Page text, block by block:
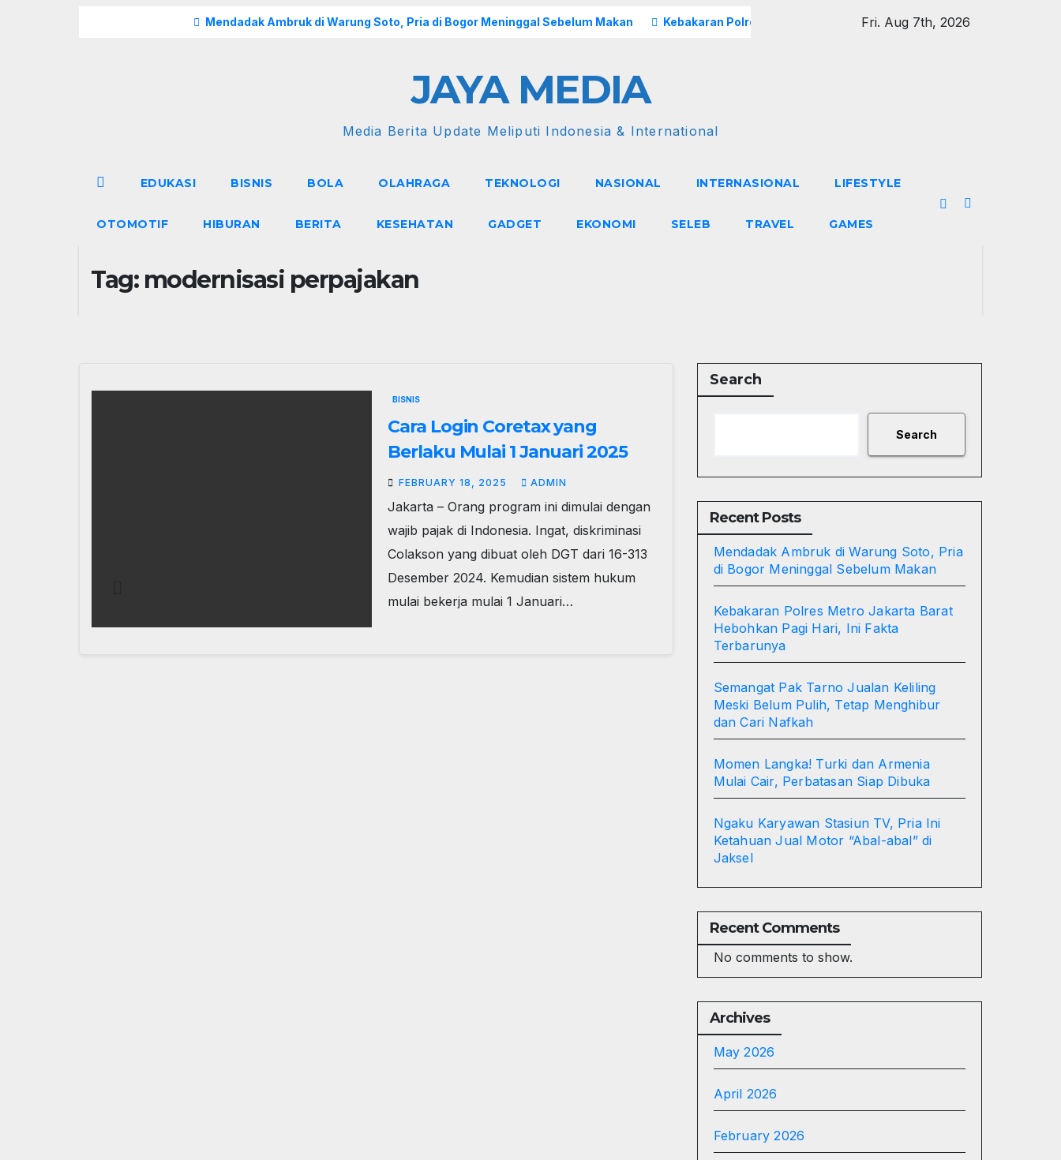
Mendadak Ambruk di Warung Soto, Pria di Bogor Meninggal Sebelum Makan Kebakaran Polres Metro Jakarta Barat Hebohkan Pagi Hari, Ini Fakta
Fri. Aug 7th, 2026
JAYA MEDIA
Media Berita Update Meliputi Indonesia & International
EDUKASI BISNIS BOLA OLAHRAGA TEKNOLOGI NASIONAL INTERNASIONAL LIFESTYLE
OTOMOTIF HIBURAN BERITA KESEHATAN GADGET EKONOMI SELEB TRAVEL GAMES
Tag: modernisasi perpajakan
BISNIS
Cara Login Coretax yang
Berlaku Mulai 1 Januari 2025
FEBRUARY 18, 2025 ADMIN
Jakarta – Orang program ini dimulai dengan
wajib pajak di Indonesia. Ingat, diskriminasi
Colakson yang dibuat oleh DGT dari 16-313
Desember 2024. Kemudian sistem hukum
mulai bekerja mulai 1 Januari…
Search
Search
Recent Posts
Mendadak Ambruk di Warung Soto, Pria
di Bogor Meninggal Sebelum Makan
Kebakaran Polres Metro Jakarta Barat
Hebohkan Pagi Hari, Ini Fakta
Terbarunya
Semangat Pak Tarno Jualan Keliling
Meski Belum Pulih, Tetap Menghibur
dan Cari Nafkah
Momen Langka! Turki dan Armenia
Mulai Cair, Perbatasan Siap Dibuka
Ngaku Karyawan Stasiun TV, Pria Ini
Ketahuan Jual Motor “Abal-abal” di
Jaksel
Recent Comments
No comments to show.
Archives
May 2026
April 2026
February 2026